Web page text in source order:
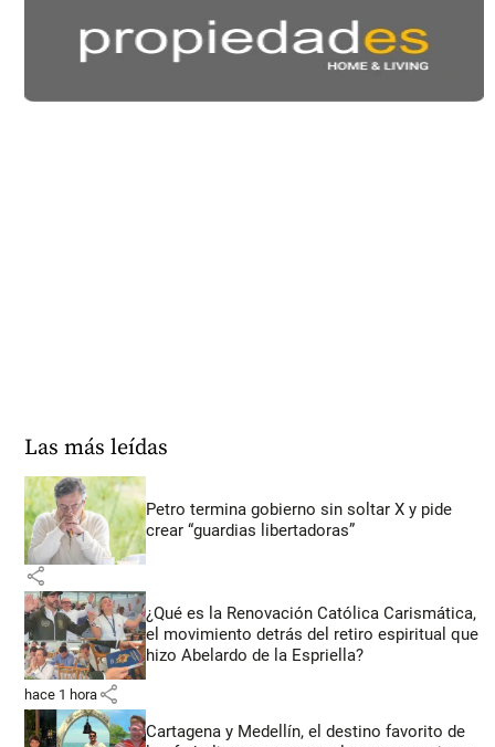
Las más leídas
Petro termina gobierno sin soltar X y pide
crear “guardias libertadoras”
share
¿Qué es la Renovación Católica Carismática,
el movimiento detrás del retiro espiritual que
hizo Abelardo de la Espriella?
hace 1 hora share
Cartagena y Medellín, el destino favorito de